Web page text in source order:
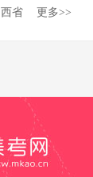
省 更多>>